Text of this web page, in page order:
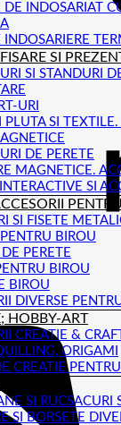
DE INDOSARIAT
INDOSARIERE
SI
SI STANDURI
URI
PLUTA SI TEXTILE.
DE PERETE
MAGNETICE.
SI
SI FISETE
BIROU
PERETE
BIROU
BIROU
DIVERSE
HOBBY-ART
CREATIE & CRAFT
ORIGAMI
CREATIE PENTRU
SI RUCSACURI
SI BORSETE